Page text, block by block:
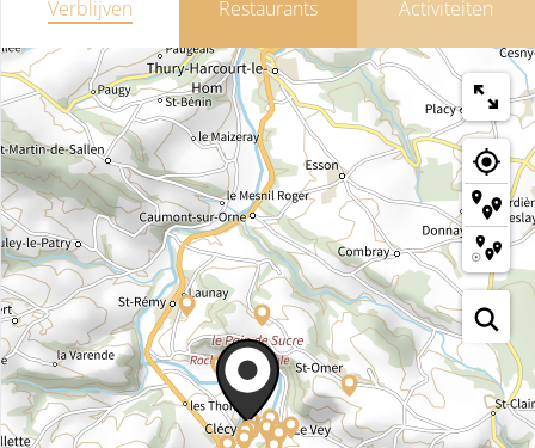
Verblijven Restaurants Activiteiten